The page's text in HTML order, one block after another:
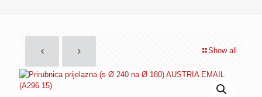
Show all